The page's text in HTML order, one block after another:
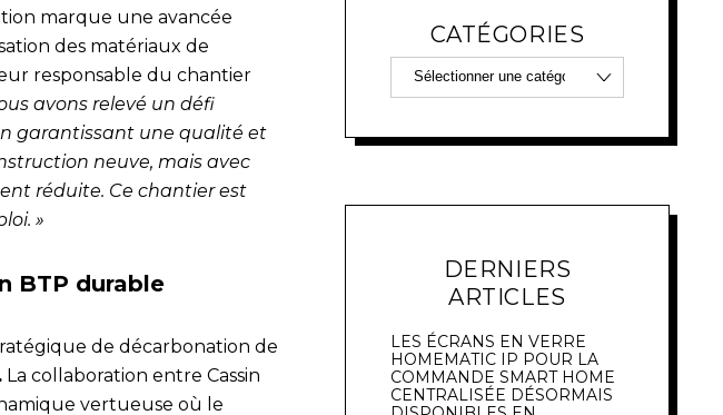
marque une avancée
des matériaux de
responsable du chantier
avons relevé un défi
garantissant une qualité et
neuve, mais avec
réduite. Ce chantier est
»
BTP durable
de décarbonation de
La collaboration entre Cassin
vertueuse où le
CATÉGORIES
DERNIERS
ARTICLES
LES ÉCRANS EN VERRE
HOMEMATIC IP POUR LA
COMMANDE SMART HOME
CENTRALISÉE DÉSORMAIS